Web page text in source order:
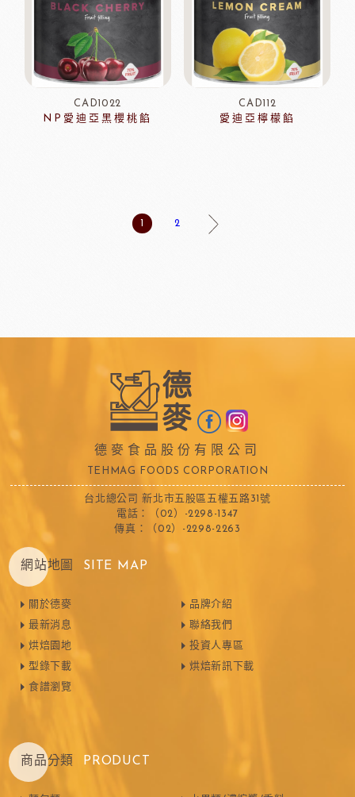
CAD1022
NP愛迪亞黑櫻桃餡
CAD112
愛迪亞檸檬餡
1 2
德麥食品股份有限公司
TEHMAG FOODS CORPORATION
台北總公司 新北市五股區五權五路31號
電話：（02）-2298-1347
傳真：（02）-2298-2263
網站地圖 SITE MAP
關於德麥
最新消息
烘焙園地
型錄下載
食譜瀏覽
品牌介紹
聯絡我們
投資人專區
烘焙新訊下載
商品分類 PRODUCT